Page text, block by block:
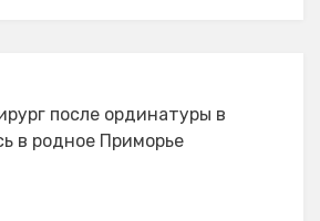
после ординатуры в
в родное Приморье